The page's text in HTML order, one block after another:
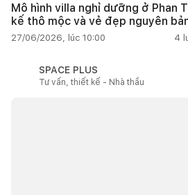
Mô hình villa nghỉ dưỡng ở Phan
kế thô mộc và vẻ đẹp nguyên
27/06/2026, lúc 10:00 4
SPACE PLUS
Tư vấn, thiết kế - Nhà thầu